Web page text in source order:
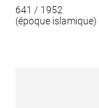
641 / 1952
(époque islamique)